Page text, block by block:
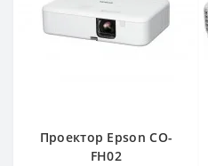
Проектор Epson CO-
FH02